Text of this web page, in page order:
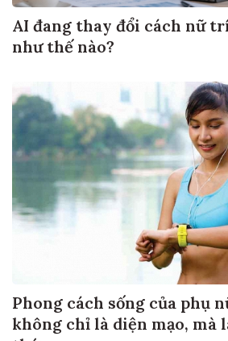
AI đang thay đổi cách nữ
như thế nào?
Phong cách sống của phụ
không chỉ là diện mạo, mà